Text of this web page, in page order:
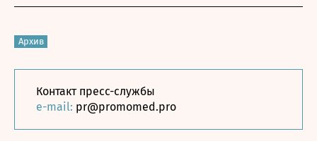
Архив
Контакт пресс-службы
e-mail: pr@promomed.pro